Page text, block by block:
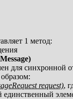
1 метод:
для синхронной
request),